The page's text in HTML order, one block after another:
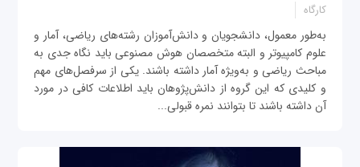
کارگاه
به‌طور معمول، دانشجویان و دانش‌آموزان رشته‌های ریاضی، آمار و
علوم کامپیوتر و البته متخصصان هوش مصنوعی باید نگاه جدی به
مباحث ریاضی و به‌ویژه آمار داشته باشند. یکی از سرفصل‌های مهم
و کلیدی که این گروه از دانش‌پژوهان باید اطلاعات کافی در مورد
آن داشته باشند تا بتوانند نمره قبولی...